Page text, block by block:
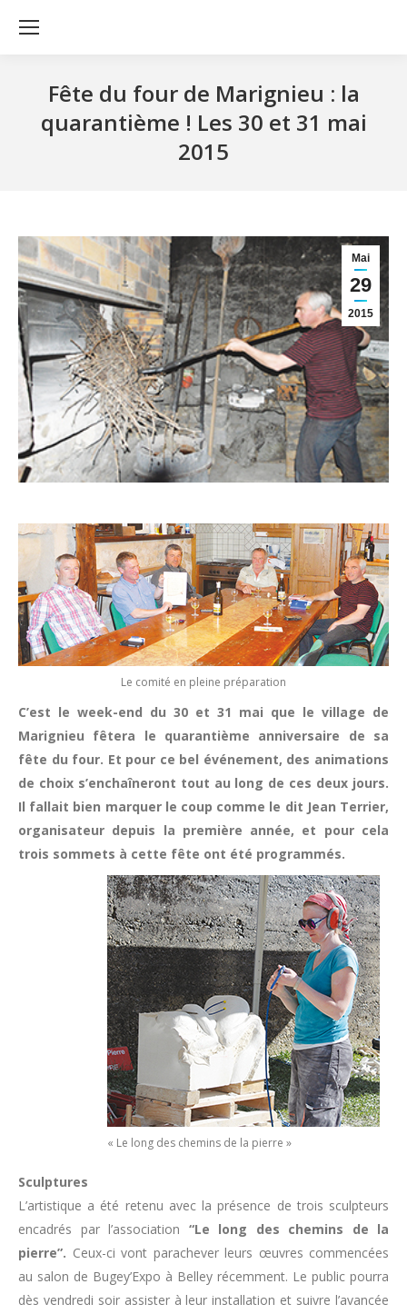
Fête du four de Marignieu : la
quarantième ! Les 30 et 31 mai
2015
Mai
29
2015
Le comité en pleine préparation
C’est le week-end du 30 et 31 mai que le village de
Marignieu fêtera le quarantième anniversaire de sa
fête du four. Et pour ce bel événement, des animations
de choix s’enchaîneront tout au long de ces deux jours.
Il fallait bien marquer le coup comme le dit Jean Terrier,
organisateur depuis la première année, et pour cela
trois sommets à cette fête ont été programmés.
« Le long des chemins de la pierre »
Sculptures
L’artistique a été retenu avec la présence de trois sculpteurs
encadrés par l’association “Le long des chemins de la
pierre”. Ceux-ci vont parachever leurs œuvres commencées
au salon de Bugey’Expo à Belley récemment. Le public pourra
dès vendredi soir assister à leur installation et suivre l’avancée